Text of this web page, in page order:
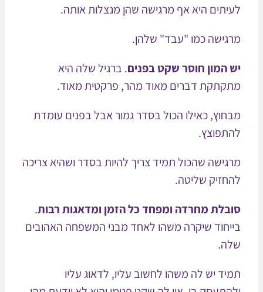
היא אף מרגישה שהן מנצלות אותה.
כמו "עבד" שלהן.
המון חוסר שקט בפנים. ברגיל שלה היא
דברים מאוד מהר, פרקטית מאוד.
כאילו הכול בסדר גמור אבל בפנים עומדת
שהכול תמיד צריך להיות בסדר ושהיא צריכה
שליטה.
מחרדה ומפחד כל הזמן ומדאגות רבות.
שיקרה משהו לאחד מבני המשפחה האהובים
יש לה משהו לחשוב עליו, לדאוג עליו